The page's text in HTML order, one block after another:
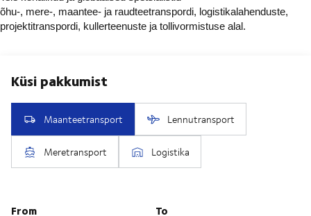
õhu-, mere-, maantee- ja raudteetranspordi, logistikalahenduste,
projektitranspordi, kullerteenuste ja tollivormistuse alal.